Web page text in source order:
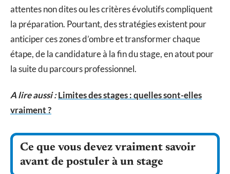
attentes non dites ou les critères évolutifs compliquent
la préparation. Pourtant, des stratégies existent pour
anticiper ces zones d’ombre et transformer chaque
étape, de la candidature à la fin du stage, en atout pour
la suite du parcours professionnel.
A lire aussi :Limites des stages : quelles sont-elles
vraiment ?
Ce que vous devez vraiment savoir
avant de postuler à un stage